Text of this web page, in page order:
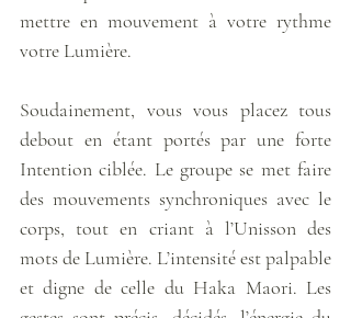
mettre en mouvement à votre rythme
votre Lumière.
Soudainement, vous vous placez tous
debout en étant portés par une forte
Intention ciblée. Le groupe se met faire
des mouvements synchroniques avec le
corps, tout en criant à l’Unisson des
mots de Lumière. L’intensité est palpable
et digne de celle du Haka Maori. Les